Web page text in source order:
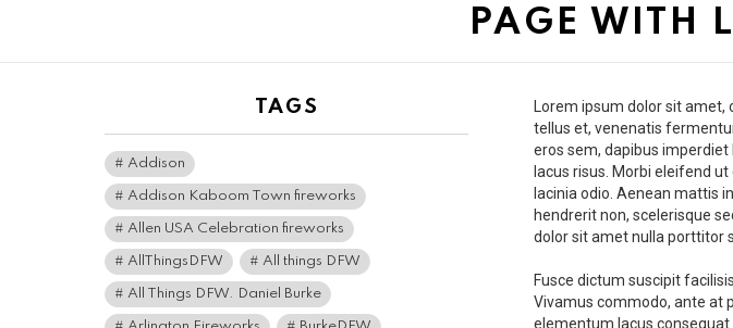
PAGE WITH
Lorem ipsum dolor sit
tellus et, venenatis
eros sem, dapibus
lacus risus. Morbi eleifend
lacinia odio. Aenean mattis
hendrerit non, scelerisque
dolor sit amet nulla porttitor
Fusce dictum suscipit
Vivamus commodo, ante at
elementum lacus consequat
TAGS
Addison
Addison Kaboom Town fireworks
Allen USA Celebration fireworks
AllThingsDFW All things DFW
All Things DFW. Daniel Burke